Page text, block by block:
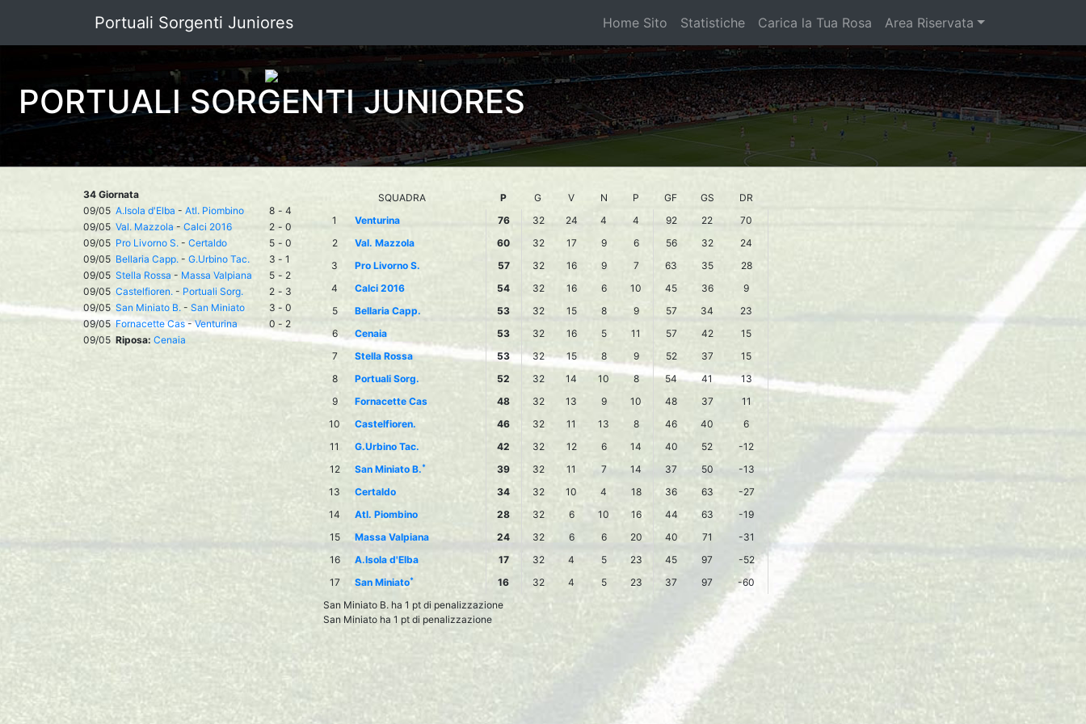
Portuali Sorgenti Juniores Home Sito Statistiche Carica la Tua Rosa Area Riservata
PORTUALI SORGENTI JUNIORES
34 Giornata
09/05 A.Isola d'Elba - Atl. Piombino 8 - 4
09/05 Val. Mazzola - Calci 2016 2 - 0
09/05 Pro Livorno S. - Certaldo 5 - 0
09/05 Bellaria Capp. - G.Urbino Tac. 3 - 1
09/05 Stella Rossa - Massa Valpiana 5 - 2
09/05 Castelfioren. - Portuali Sorg. 2 - 3
09/05 San Miniato B. - San Miniato 3 - 0
09/05 Fornacette Cas-Venturina 0 - 2
09/05 Riposa: Cenaia
SQUADRA P G V N P GF GS
DR
1
Venturina 76 32 24 4 4 92 22
70
2
Val. Mazzola 60 32 17 9 6 56 32
24
3
Pro Livorno S. 57 32 16 9 7 63 35
28
4
Calci 2016 54 32 16 6 10 45 36
9
5
Bellaria Capp. 53 32 15 8 9 57 34
23
6
Cenaia 53 32 16 5 11 57 42
15
7
Stella Rossa 53 32 15 8 9 52 37
15
8
Portuali Sorg. 52 32 14 10 8 54 41
13
9
Fornacette Cas 48 32 13 9 10 48 37
11
10
Castelfioren. 46 32 11 13 8 46 40
6
11
G.Urbino Tac. 42 32 12 6 14 40 52
-12
12
San Miniato B.* 39 32 11 7 14 37 50
-13
13
Certaldo 34 32 10 4 18 36 63
-27
14
Atl. Piombino 28 32 6 10 16 44 63
-19
15
Massa Valpiana 24 32 6 6 20 40 71
-31
16
A.Isola d'Elba 17 32 4 5 23 45 97
-52
17
San Miniato* 16 32 4 5 23 37 97
-60
San Miniato B. ha 1 pt di penalizzazione
San Miniato ha 1 pt di penalizzazione